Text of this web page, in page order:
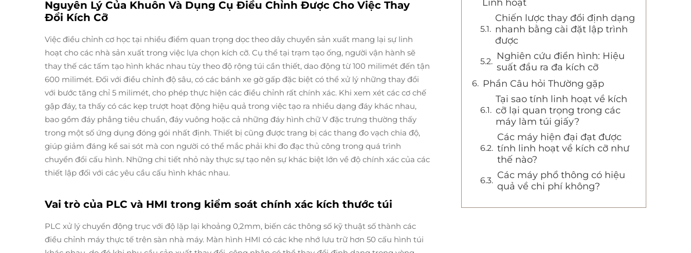
Nguyên Lý Của Khuôn Và Dụng Cụ Điều Chỉnh Được Cho Việc Thay
Đổi Kích Cỡ
Việc điều chỉnh cơ học tại nhiều điểm quan trọng dọc theo dây chuyền sản xuất mang lại sự linh
hoạt cho các nhà sản xuất trong việc lựa chọn kích cỡ. Cụ thể tại trạm tạo ống, người vận hành sẽ
thay thế các tấm tạo hình khác nhau tùy theo độ rộng túi cần thiết, dao động từ 100 milimét đến tận
600 milimét. Đối với điều chỉnh độ sâu, có các bánh xe gờ gấp đặc biệt có thể xử lý những thay đổi
với bước tăng chỉ 5 milimét, cho phép thực hiện các điều chỉnh rất chính xác. Khi xem xét các cơ chế
gập đáy, ta thấy có các kẹp trượt hoạt động hiệu quả trong việc tạo ra nhiều dạng đáy khác nhau,
bao gồm đáy phẳng tiêu chuẩn, đáy vuông hoặc cả những đáy hình chữ V đặc trưng thường thấy
trong một số ứng dụng đóng gói nhất định. Thiết bị cũng được trang bị các thang đo vạch chia độ,
giúp giảm đáng kể sai sót mà con người có thể mắc phải khi đo đạc thủ công trong quá trình
chuyển đổi cấu hình. Những chi tiết nhỏ này thực sự tạo nên sự khác biệt lớn về độ chính xác của các
thiết lập đối với các yêu cầu cấu hình khác nhau.
Vai trò của PLC và HMI trong kiểm soát chính xác kích thước túi
PLC xử lý chuyển động trục với độ lặp lại khoảng 0,2mm, biến các thông số kỹ thuật số thành các
điều chỉnh máy thực tế trên sàn nhà máy. Màn hình HMI có các khe nhớ lưu trữ hơn 50 cấu hình túi
Linh hoạt
Chiến lược thay đổi định dạng
nhanh bằng cài đặt lập trình
được
Nghiên cứu điển hình: Hiệu
suất đầu ra đa kích cỡ
Phần Câu hỏi Thường gặp
Tại sao tính linh hoạt về kích
cỡ lại quan trọng trong các
máy làm túi giấy?
Các máy hiện đại đạt được
tính linh hoạt về kích cỡ như
thế nào?
Các máy phổ thông có hiệu
quả về chi phí không?